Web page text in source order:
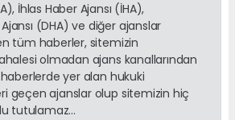
İhlas Haber Ajansı (İHA),
(DHA) ve diğer ajanslar
tüm haberler, sitemizin
olmadan ajans kanallarından
yer alan hukuki
geçen ajanslar olup sitemizin hiç
tutulamaz...